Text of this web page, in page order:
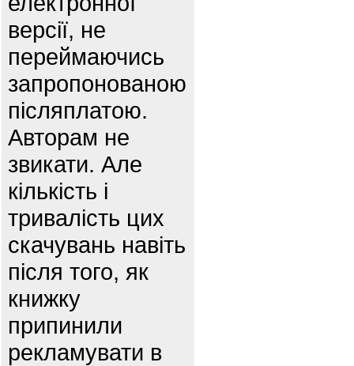
версії, не
переймаючись
запропонованою
післяплатою.
Авторам не
звикати. Але
кількість і
тривалість цих
скачувань навіть
після того, як
книжку
припинили
рекламувати в